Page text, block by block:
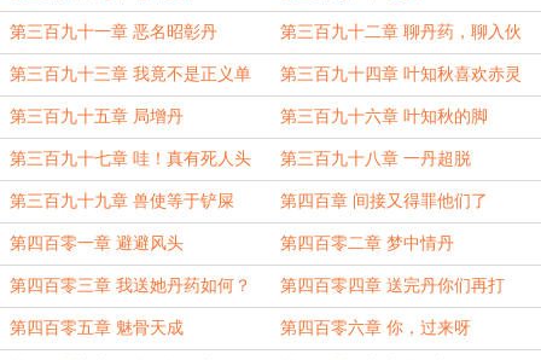
第三百九十一章 恶名昭彰丹 第三百九十二章 聊丹药，聊入伙
第三百九十三章 我竟不是正义单
位？
第三百九十四章 叶知秋喜欢赤灵
儿？
第三百九十五章 局增丹 第三百九十六章 叶知秋的脚
第三百九十七章 哇！真有死人头 第三百九十八章 一丹超脱
第三百九十九章 兽使等于铲屎 第四百章 间接又得罪他们了
第四百零一章 避避风头 第四百零二章 梦中情丹
第四百零三章 我送她丹药如何？ 第四百零四章 送完丹你们再打
第四百零五章 魅骨天成 第四百零六章 你，过来呀